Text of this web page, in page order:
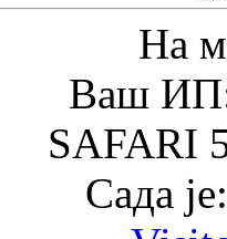
На
Ваш ИП:
SAFARI
Сада